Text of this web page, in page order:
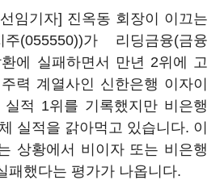
임기자] 진옥동 회장이 이끄는
주(055550))가 리딩금융(금융
에 실패하면서 만년 2위에 고
력 계열사인 신한은행 이자이
적 1위를 기록했지만 비은행
실적을 갉아먹고 있습니다. 이
상황에서 비이자 또는 비은행
패했다는 평가가 나옵니다.